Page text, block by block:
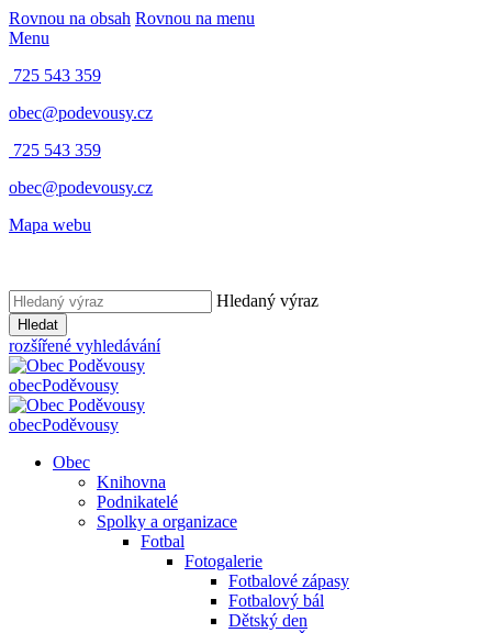
Rovnou na obsah Rovnou na menu
Menu
725 543 359
obec@podevousy.cz
725 543 359
obec@podevousy.cz
Mapa webu
Hledaný výraz
Hledat
rozšířené vyhledávání
obecPoděvousy
obecPoděvousy
Obec
Knihovna
Podnikatelé
Spolky a organizace
Fotbal
Fotogalerie
Fotbalové zápasy
Fotbalový bál
Dětský den